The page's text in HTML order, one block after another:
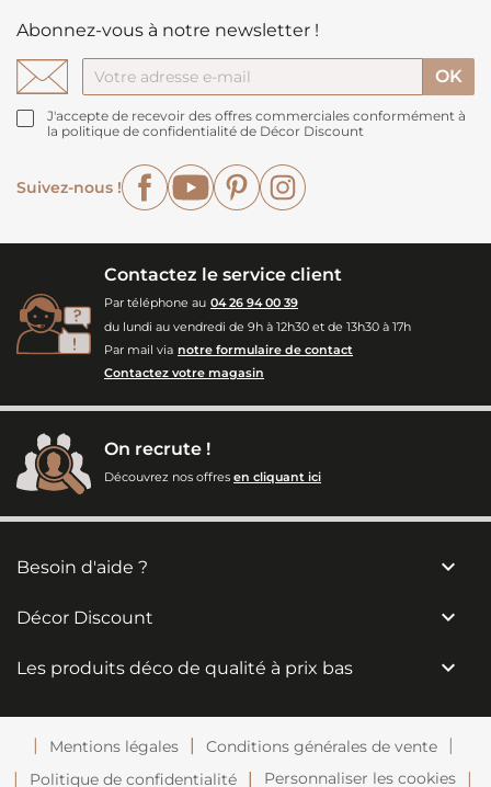
Abonnez-vous à notre newsletter !
J'accepte de recevoir des offres commerciales conformément à
la politique de confidentialité de Décor Discount
Suivez-nous !
FacebookYouTubePinterest
Contactez le service client
Par téléphone au 04 26 94 00 39
du lundi au vendredi de 9h à 12h30 et de 13h30 à 17h
Par mail via notre formulaire de contact
Contactez votre magasin
On recrute !
Découvrez nos offres en cliquant ici
Besoin d'aide ? 
Décor Discount 
Les produits déco de qualité à prix bas 
Mentions légales
Conditions générales de vente
Politique de confidentialité
Personnaliser les cookies